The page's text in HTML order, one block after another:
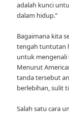
adalah kunci
dalam hidup.”
Bagaimana kita
tengah tuntutan
untuk mengenali
Menurut
tanda tersebut
berlebihan, sulit
Salah satu cara